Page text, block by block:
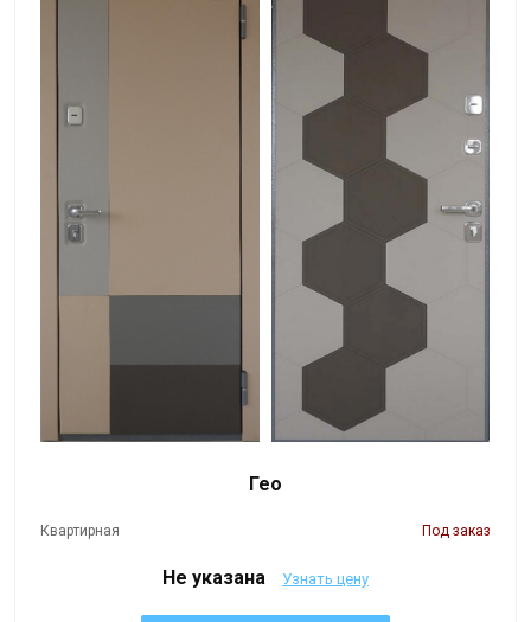
Гео
Квартирная Под заказ
Не указана Узнать цену